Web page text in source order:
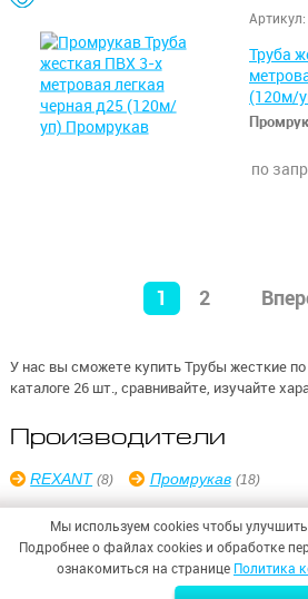
Артикул:
Труба
(120м/
по
1 2
У нас вы сможете купить Трубы жесткие
каталоге 26 шт., сравнивайте, изучайте
Производители
REXANT (8) Промрукав (18)
ООО «СИНТЕЗ
Мы используем cookies чтобы
Подробнее о файлах cookies и обработке
ознакомиться на странице Политика